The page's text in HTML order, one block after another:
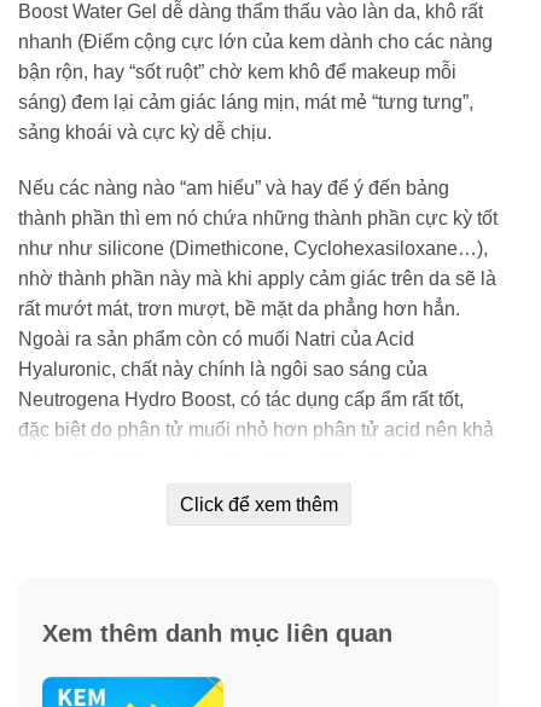
Boost Water Gel dễ dàng thẩm thấu vào làn da, khô rất
nhanh (Điểm cộng cực lớn của kem dành cho các nàng
bận rộn, hay “sốt ruột” chờ kem khô để makeup mỗi
sáng) đem lại cảm giác láng mịn, mát mẻ “tưng tưng”,
sảng khoái và cực kỳ dễ chịu.
Nếu các nàng nào “am hiểu” và hay để ý đến bảng
thành phần thì em nó chứa những thành phần cực kỳ tốt
như như silicone (Dimethicone, Cyclohexasiloxane…),
nhờ thành phần này mà khi apply cảm giác trên da sẽ là
rất mướt mát, trơn mượt, bề mặt da phẳng hơn hẳn.
Ngoài ra sản phẩm còn có muối Natri của Acid
Hyaluronic, chất này chính là ngôi sao sáng của
Neutrogena Hydro Boost, có tác dụng cấp ẩm rất tốt,
đặc biệt do phân tử muối nhỏ hơn phân tử acid nên khả
Click để xem thêm
Xem thêm danh mục liên quan